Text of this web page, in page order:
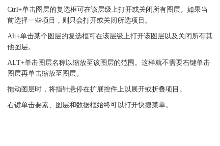
Ctrl+单击图层的复选框可在该层级上打开或关闭所有图层。如果当
前选择一些项目，则只会打开或关闭所选项目。
Alt+单击某个图层的复选框可在该层级上打开该图层以及关闭所有其
他图层。
ALT+单击图层名称以缩放至该图层的范围。这样就不需要右键单击
图层再单击缩放至图层。
拖动图层时，将指针悬停在扩展控件上以展开或折叠项目。
右键单击要素、图层和数据框始终可以打开快捷菜单。